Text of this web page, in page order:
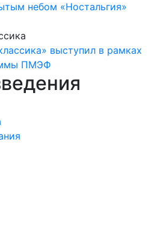
небом «Ностальгия»
выступил в рамках
ПМЭФ